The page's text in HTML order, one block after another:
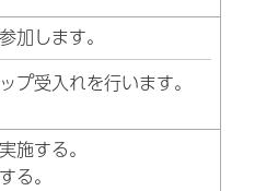
加します。
プ受入れを行います。
施する。
る。